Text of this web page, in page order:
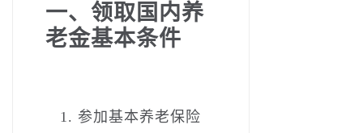
一、领取国内养
老金基本条件
参加基本养老保险